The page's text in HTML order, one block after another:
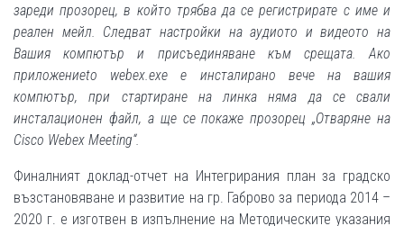
зареди прозорец, в който трябва да се регистрирате с име и
реален мейл. Следват настройки на аудиото и видеото на
Вашия компютър и присъединяване към срещата. Ако
приложениеto webex.exe е инсталирано вече на вашия
компютър, при стартиране на линка няма да се свали
инсталационен файл, а ще се покаже прозорец „Отваряне на
Cisco Webex Meeting“.
Финалният доклад-отчет на Интегрирания план за градско
възстановяване и развитие на гр. Габрово за периода 2014 –
2020 г. е изготвен в изпълнение на Методическите указания